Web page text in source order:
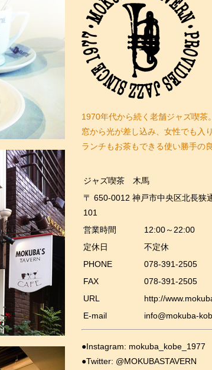
1970年代から続く老舗ジャズ喫茶。
窓から光が差し込み、女性でも入
ランチもお茶もできる使い勝手の
ジャズ喫茶 木馬
〒 650-0012 神戸市中央区北長狭
101
営業時間
12:00～22:00
定休日
不定休
PHONE
078-391-2505
FAX
078-391-2505
URL
http://
E-mail
info@mokuba-
●Instagram: mokuba_kobe_1977
●Twitter: @MOKUBASTAVERN